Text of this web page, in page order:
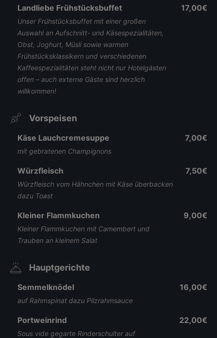
Landliebe Frühstücksbuffet
Unser Frühstücksbuffet mit einer großen
Auswahl an Aufschnitt- und Käsespezialitäten,
Obst, Joghurt, Müsli sowie warmen
Frühstücksklassikern und verschiedenen
Kaffeespezialitäten steht nicht nur Hotelgästen
offen – auch externe Gäste sind herzlich
willkommen!
17,00€
Vorspeisen
Käse Lauchcremesuppe
mit gebratenen Champignons
7,00€
Würzfleisch
Würzfleisch vom Hähnchen mit Käse überbacken
dazu Toast
7,50€
Kleiner Flammkuchen
Kleiner Flammkuchen mit Camembert und
Trauben an kleinem Salat
9,00€
Hauptgerichte
Semmelknödel
auf Rahmspinat dazu Pilzrahmsauce
16,00€
Portweinrind
Sous vide gegarte Rinderschulter auf
22,00€